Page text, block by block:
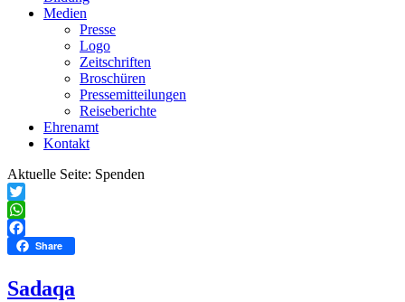
Medien
Presse
Logo
Zeitschriften
Broschüren
Pressemitteilungen
Reiseberichte
Ehrenamt
Kontakt
Aktuelle Seite: Spenden
Twitter
WhatsApp
Facebook
Share
Sadaqa